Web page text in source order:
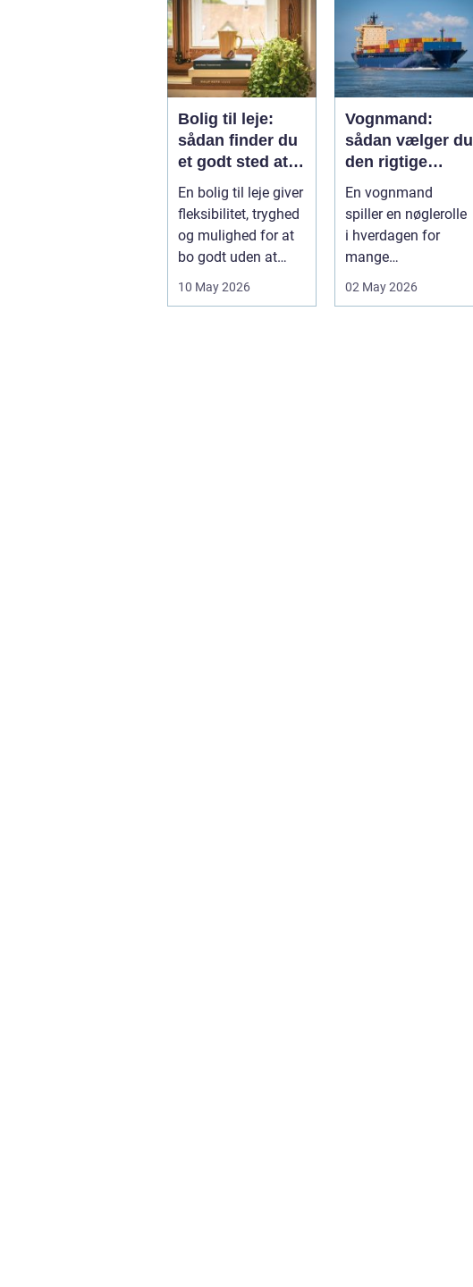
Bolig til leje:
sådan finder du
et godt sted at
bo
En bolig til leje giver
fleksibilitet, tryghed
og mulighed for at
bo godt uden at
10 May 2026
Vognmand:
sådan vælger du
den rigtige
samarbejdspart
ner
En vognmand
spiller en nøglerolle
i hverdagen for
mange
02 May 2026